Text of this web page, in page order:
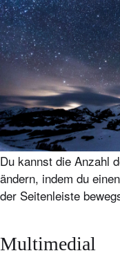
Du kannst die Anzahl
ändern, indem du
der Seitenleiste
Multimedial